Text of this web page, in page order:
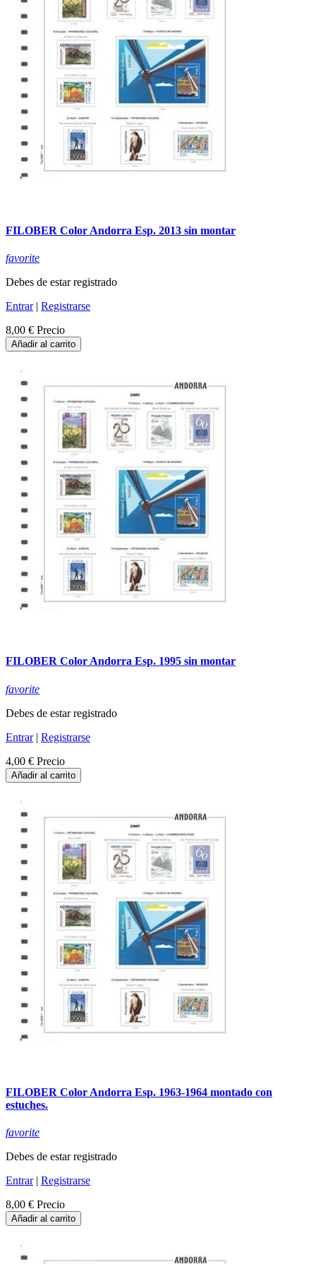
FILOBER Color Andorra Esp. 2013 sin montar
favorite
Debes de estar registrado
Entrar| Registrarse
8,00 € Precio
Añadir al carrito
FILOBER Color Andorra Esp. 1995 sin montar
favorite
Debes de estar registrado
Entrar| Registrarse
4,00 € Precio
Añadir al carrito
FILOBER Color Andorra Esp. 1963-1964 montado con
estuches.
favorite
Debes de estar registrado
Entrar| Registrarse
8,00 € Precio
Añadir al carrito